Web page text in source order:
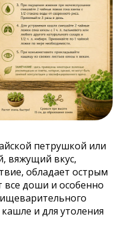
петрушкой или
вяжущий вкус,
обладает острым
доши и особенно
и для утоления